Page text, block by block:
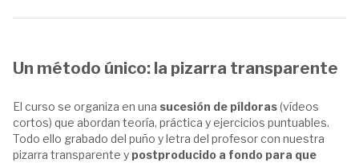
Un método único: la pizarra transparente
El curso se organiza en una sucesión de píldoras(vídeos
cortos) que abordan teoría, práctica y ejercicios puntuables.
Todo ello grabado del puño y letra del profesor con nuestra
pizarra transparente y postproducido a fondo para que